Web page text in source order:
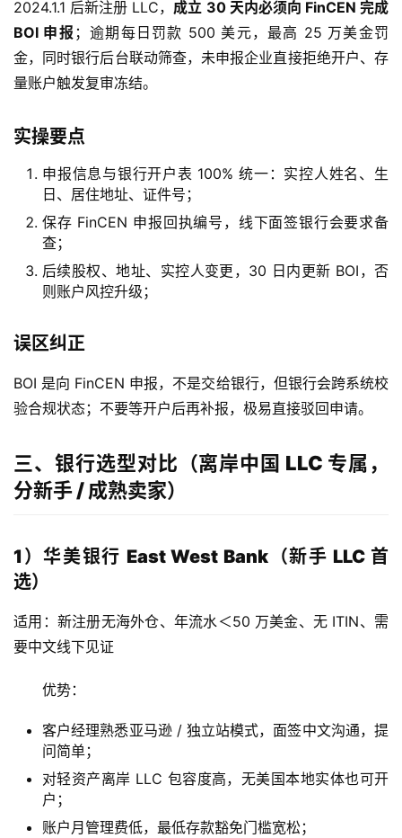
2024.1.1 后新注册 LLC， 成立 30 天内必须向 FinCEN 完成
BOI 申报 ；逾期每日罚款 500 美元，最高 25 万美金罚
金，同时银行后台联动筛查，未申报企业直接拒绝开户、存
量账户触发复审冻结。
实操要点
申报信息与银行开户表 100% 统一：实控人姓名、生
日、居住地址、证件号；
保存 FinCEN 申报回执编号，线下面签银行会要求备
查；
后续股权、地址、实控人变更，30 日内更新 BOI，否
则账户风控升级；
误区纠正
BOI 是向 FinCEN 申报，不是交给银行，但银行会跨系统校
验合规状态；不要等开户后再补报，极易直接驳回申请。
三、银行选型对比（离岸中国 LLC 专属，
分新手 / 成熟卖家）
1）华美银行 East West Bank（新手 LLC 首
选）
适用：新注册无海外仓、年流水＜50 万美金、无 ITIN、需
要中文线下见证
优势：
客户经理熟悉亚马逊 / 独立站模式，面签中文沟通，提
问简单；
对轻资产离岸 LLC 包容度高，无美国本地实体也可开
户；
账户月管理费低，最低存款豁免门槛宽松；